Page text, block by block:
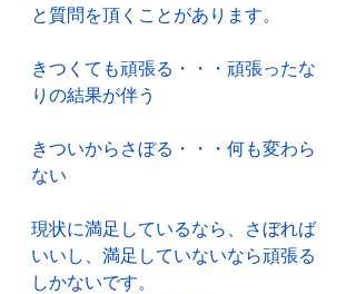
と質問を頂くことがあります。
きつくても頑張る・・・頑張ったな
りの結果が伴う
きついからさぼる・・・何も変わら
ない
現状に満足しているなら、さぼれば
いいし、満足していないなら頑張る
しかないです。